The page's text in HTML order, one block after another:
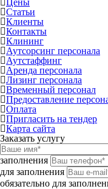
Статьи
Клиенты
Контакты
Клининг
Аутсорсинг персонала
Аутстаффинг
Аренда персонала
Лизинг персонала
Временный персонал
Предоставление
Оплата
Пригласить на тендер
Карта сайта
Заказать услугу
заполнения
для заполнения
обязательно для